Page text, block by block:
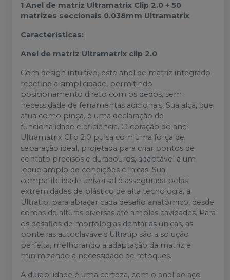
1 Anel de matriz Ultramatrix Clip 2.0 + 50
matrizes seccionais 0.038mm Ultramatrix
Características:
Anel de matriz Ultramatrix clip 2.0
Com design intuitivo, este anel de matriz integrado
redefine a simplicidade, permitindo
posicionamento direto com os dedos, sem
necessidade de ferramentas adicionais. Sua alça, que
atua como pinça, é uma declaração de
funcionalidade e eficiência. O coração do anel
Ultramatrix Clip 2.0 pulsa com uma força de
separação ideal, projetada para criar pontos de
contato precisos e duradouros, adaptável a um
leque amplo de condições clínicas. Sua
compatibilidade universal é assegurada pelas
extremidades de plástico de alta tecnologia, a
Ultratip, para abraçar cada desafio anatômico, desde
coroas de alturas diversas até amplas cavidades. Para
os desafios de morfologias dentárias únicas, as
ponteiras autoclaváveis Ultratip são a solução
perfeita, melhorando a adaptação da matriz e
minimizando a necessidade de retoques.
A durabilidade é uma certeza, com o anel de aço